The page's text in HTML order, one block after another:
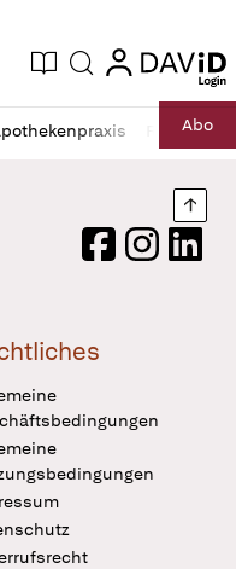
Ausgabe
Suche login
login
RechtAbo
FacebookInstagram